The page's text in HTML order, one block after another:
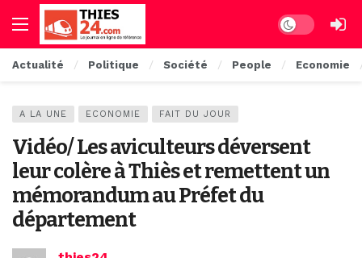
Dark mode
Actualité Politique Société People Economie
A LA UNE ECONOMIE FAIT DU JOUR
Vidéo/ Les aviculteurs déversent
leur colère à Thiès et remettent un
mémorandum au Préfet du
département